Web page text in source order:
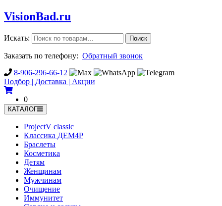
VisionBad.ru
Искать: Поиск
Заказать по телефону: Обратный звонок
8-906-296-66-12
Подбор | Доставка | Акции
0
КАТАЛОГ
ProjectV classic
Классика ДЕМ4Р
Браслеты
Косметика
Детям
Женщинам
Мужчинам
Очищение
Иммунитет